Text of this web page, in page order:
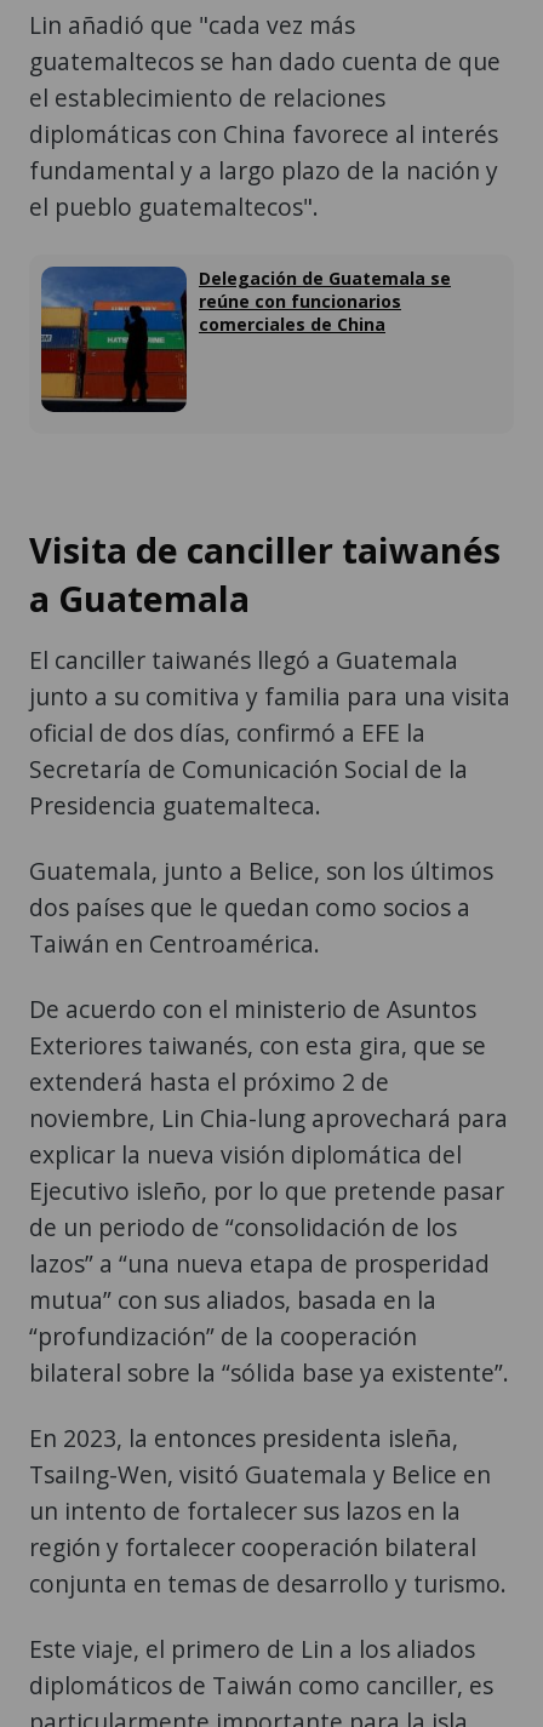
Lin añadió que "cada vez más
guatemaltecos se han dado cuenta de que
el establecimiento de relaciones
diplomáticas con China favorece al interés
fundamental y a largo plazo de la nación y
el pueblo guatemaltecos".
Delegación de Guatemala se
reúne con funcionarios
comerciales de China
Visita de canciller taiwanés
a Guatemala
El canciller taiwanés llegó a Guatemala
junto a su comitiva y familia para una visita
oficial de dos días, confirmó a EFE la
Secretaría de Comunicación Social de la
Presidencia guatemalteca.
Guatemala, junto a Belice, son los últimos
dos países que le quedan como socios a
Taiwán en Centroamérica.
De acuerdo con el ministerio de Asuntos
Exteriores taiwanés, con esta gira, que se
extenderá hasta el próximo 2 de
noviembre, Lin Chia-lung aprovechará para
explicar la nueva visión diplomática del
Ejecutivo isleño, por lo que pretende pasar
de un periodo de “consolidación de los
lazos” a “una nueva etapa de prosperidad
mutua” con sus aliados, basada en la
“profundización” de la cooperación
bilateral sobre la “sólida base ya existente”.
En 2023, la entonces presidenta isleña,
TsaiIng-Wen, visitó Guatemala y Belice en
un intento de fortalecer sus lazos en la
región y fortalecer cooperación bilateral
conjunta en temas de desarrollo y turismo.
Este viaje, el primero de Lin a los aliados
diplomáticos de Taiwán como canciller, es